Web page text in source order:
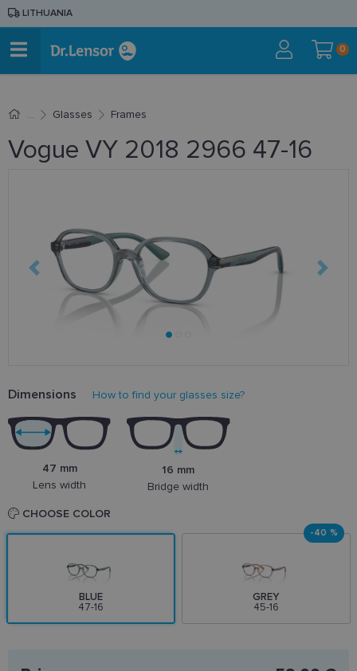
LITHUANIA
0
Glasses Frames
Vogue VY 2018 2966 47-16
Dimensions How to find your glasses size?
47 mm
Lens width
16 mm
Bridge width
CHOOSE COLOR
BLUE
47-16
GREY
45-16
-40 %